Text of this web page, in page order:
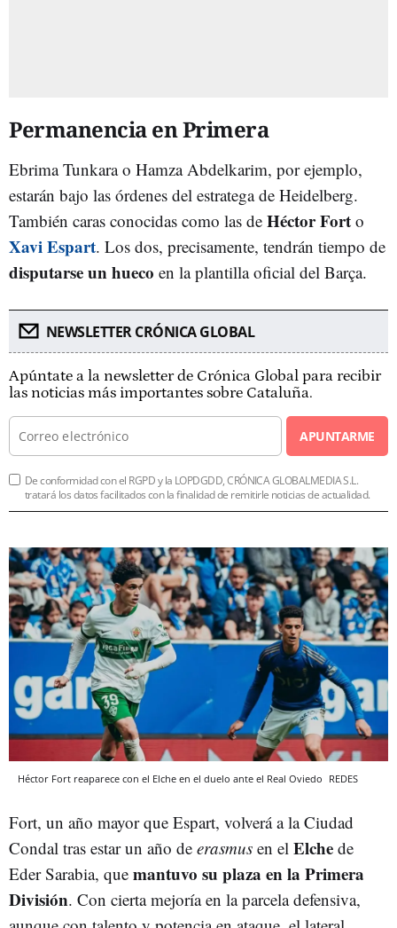
Permanencia en Primera
Ebrima Tunkara o Hamza Abdelkarim, por ejemplo,
estarán bajo las órdenes del estratega de Heidelberg.
También caras conocidas como las de Héctor Fort o
Xavi Espart. Los dos, precisamente, tendrán tiempo de
disputarse un hueco en la plantilla oficial del Barça.
NEWSLETTER CRÓNICA GLOBAL
Apúntate a la newsletter de Crónica Global para recibir
las noticias más importantes sobre Cataluña.
APUNTARME
De conformidad con el RGPD y la LOPDGDD, CRÓNICA GLOBALMEDIA S.L.
tratará los datos facilitados con la finalidad de remitirle noticias de actualidad.
Héctor Fort reaparece con el Elche en el duelo ante el Real Oviedo REDES
Fort, un año mayor que Espart, volverá a la Ciudad
Condal tras estar un año de erasmus en el Elche de
Eder Sarabia, que mantuvo su plaza en la Primera
División. Con cierta mejoría en la parcela defensiva,